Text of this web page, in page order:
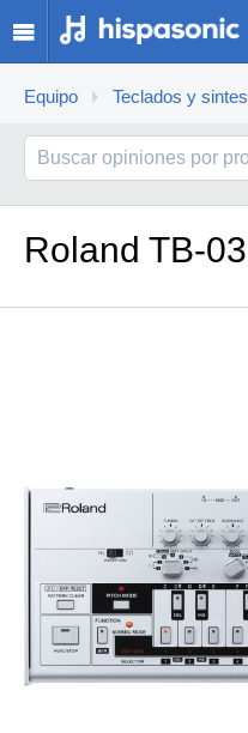
Equipo Teclados y sintes
Roland TB-03